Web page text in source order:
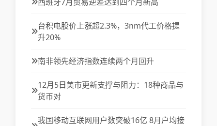
台积电股价上涨超2.3%，3nm代工价格提
升20%
南非领先经济指数连续两个月回升
12月5日美市更新支撑与阻力：18种商品与
货币对
我国移动互联网用户数突破16亿 8月户均接